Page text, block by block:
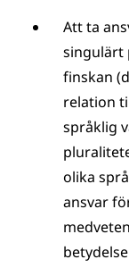
Att ta
singulärt
finskan
relation
språklig
olika
ansvar